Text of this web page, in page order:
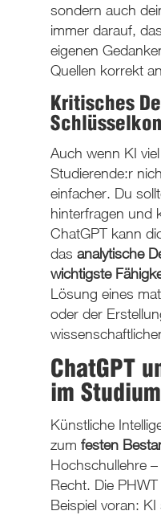
sondern auch
immer darauf,
eigenen
Quellen korrekt
Kritisches
Auch wenn KI
Studierende:r
einfacher. Du
hinterfragen und
ChatGPT kann
das analytische
wichtigste
Lösung eines
oder der
ChatGPT
im Studium
Künstliche
zum festen
Hochschullehre
Recht. Die
Beispiel voran: